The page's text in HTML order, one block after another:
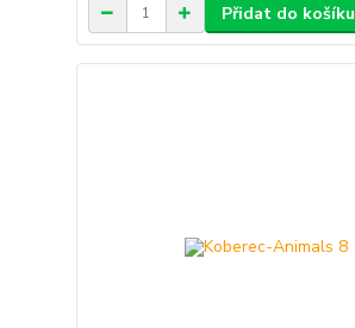
Přidat do košíku